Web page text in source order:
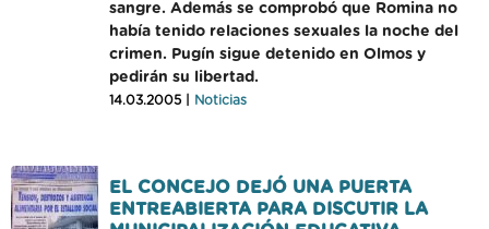
sangre. Además se comprobó que Romina no
había tenido relaciones sexuales la noche del
crimen. Pugín sigue detenido en Olmos y
pedirán su libertad.
14.03.2005 | Noticias
EL CONCEJO DEJÓ UNA PUERTA
ENTREABIERTA PARA DISCUTIR LA